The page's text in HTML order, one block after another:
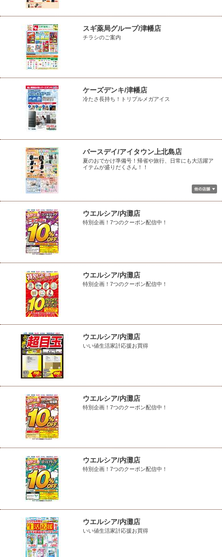
スギ薬局グループ/津幡店
チラシのご案内
ケーズデンキ/津幡店
冷たさ長持ち！トリプルメガアイス
バースデイ/アイタウン上北島店
夏のおでかけ準備号！帰省や旅行、日常にも大活躍ア
イテムが盛りだくさん！！
ウエルシア/内灘店
特別企画！7つのクーポン配信中！
ウエルシア/内灘店
特別企画！7つのクーポン配信中！
ウエルシア/内灘店
いい値生活家計応援お買得
ウエルシア/内灘店
特別企画！7つのクーポン配信中！
ウエルシア/内灘店
特別企画！7つのクーポン配信中！
ウエルシア/内灘店
いい値生活家計応援お買得